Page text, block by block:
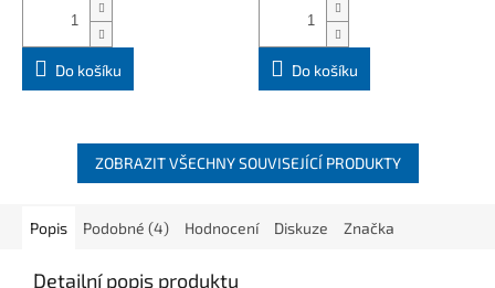
Do košíku Do košíku
ZOBRAZIT VŠECHNY SOUVISEJÍCÍ PRODUKTY
Popis Podobné (4) Hodnocení Diskuze Značka
Detailní popis produktu